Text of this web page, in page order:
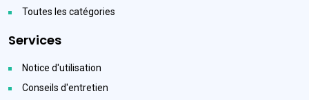
Toutes les catégories
Services
Notice d'utilisation
Conseils d'entretien